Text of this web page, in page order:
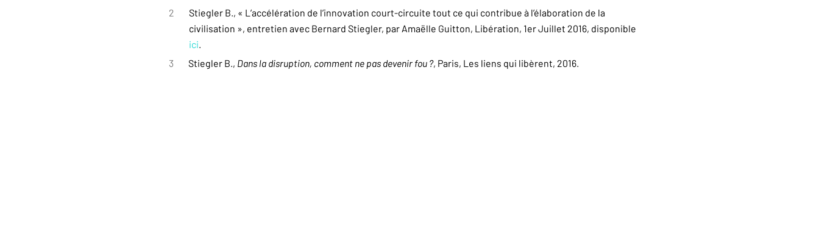
2
Stiegler B., « L’accélération de l’innovation court-circuite tout ce qui contribue à l’élaboration de la
civilisation », entretien avec Bernard Stiegler, par Amaëlle Guitton, Libération, 1er Juillet 2016, disponible
ici
3
Stiegler B., Dans la disruption, comment ne pas devenir fou ?, Paris, Les liens qui libèrent, 2016.